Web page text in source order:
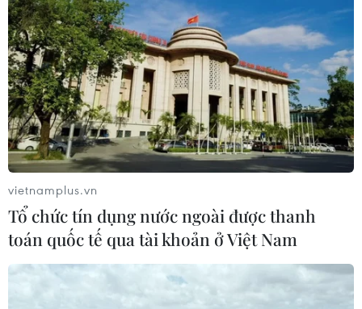
vietnamplus.vn
Tổ chức tín dụng nước ngoài được thanh
toán quốc tế qua tài khoản ở Việt Nam